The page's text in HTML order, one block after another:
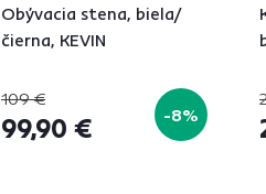
Obývacia stena, biela/
čierna, KEVIN
109 €
99,90 € -8%